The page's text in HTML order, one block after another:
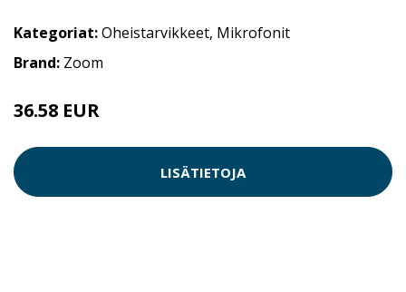
Kategoriat:Oheistarvikkeet, Mikrofonit
Brand: Zoom
36.58 EUR
LISÄTIETOJA